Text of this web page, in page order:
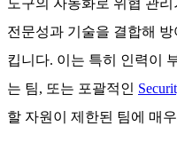
전문성과 기술을 결합해
킵니다. 이는 특히 인력이
는 팀, 또는 포괄적인
할 자원이 제한된 팀에 매